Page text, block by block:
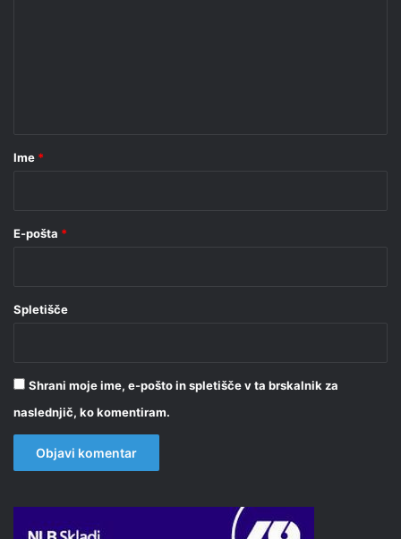
rIme *
E-pošta *
Spletišče
Shrani moje ime, e-pošto in spletišče v ta brskalnik za
naslednjič, ko komentiram.